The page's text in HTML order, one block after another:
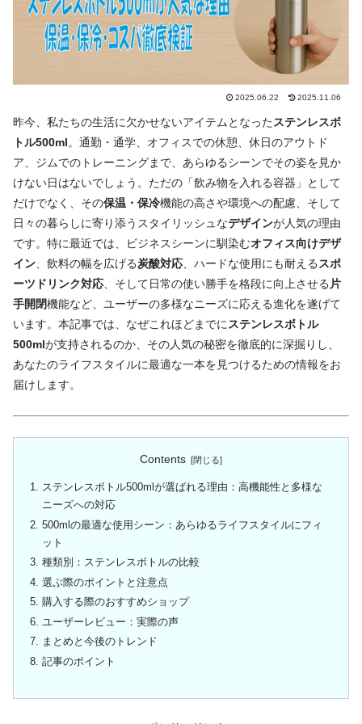
2025.06.22 2025.11.06
昨今、私たちの生活に欠かせないアイテムとなった ステンレスボ
トル500ml。通勤・通学、オフィスでの休憩、休日のアウトド
ア、ジムでのトレーニングまで、あらゆるシーンでその姿を見か
けない日はないでしょう。ただの「飲み物を入れる容器」として
だけでなく、その保温・保冷機能の高さや環境への配慮、そして
日々の暮らしに寄り添うスタイリッシュなデザインが人気の理由
です。特に最近では、ビジネスシーンに馴染むオフィス向けデザ
イン 、飲料の幅を広げる炭酸対応 、ハードな使用にも耐える スポ
ーツドリンク対応 、そして日常の使い勝手を格段に向上させる 片
手開閉機能など、ユーザーの多様なニーズに応える進化を遂げて
います。本記事では、なぜこれほどまでに ステンレスボトル
500mlが支持されるのか、その人気の秘密を徹底的に深掘りし、
あなたのライフスタイルに最適な一本を見つけるための情報をお
届けします。
Contents
ステンレスボトル500mlが選ばれる理由：高機能性と多様な
ニーズへの対応
500mlの最適な使用シーン：あらゆるライフスタイルにフィ
ット
種類別：ステンレスボトルの比較
選ぶ際のポイントと注意点
購入する際のおすすめショップ
ユーザーレビュー：実際の声
まとめと今後のトレンド
記事のポイント